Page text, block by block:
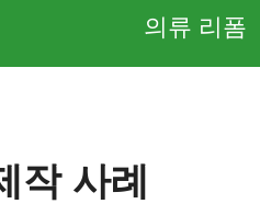
의류 리폼
작 사례